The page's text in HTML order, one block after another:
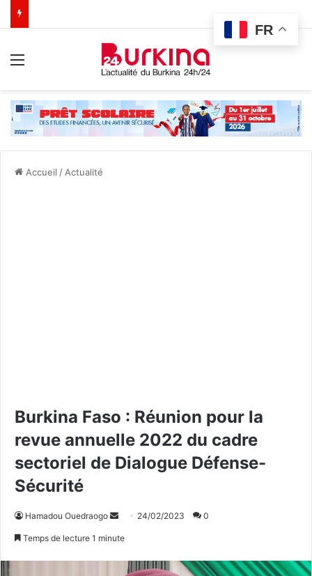
Accueil / Actualité
Burkina Faso : Réunion pour la
revue annuelle 2022 du cadre
sectoriel de Dialogue Défense-
Sécurité
Hamadou Ouedraogo 24/02/2023 0
Temps de lecture 1 minute
FR